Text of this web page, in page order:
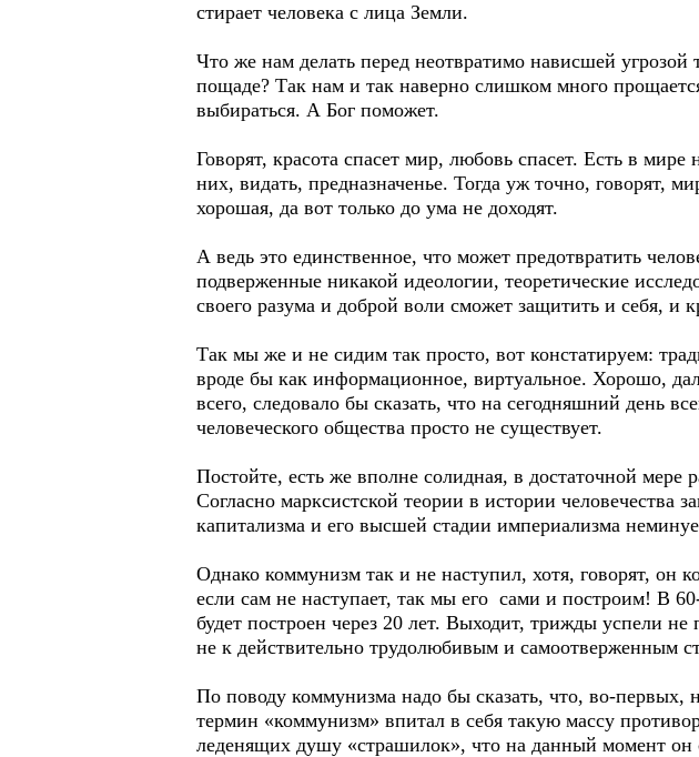
стирает человека с лица Земли.
Что же нам делать перед неотвратимо нависшей
пощаде? Так нам и так наверно слишком много
выбираться. А Бог поможет.
Говорят, красота спасет мир, любовь спасет. Есть в
них, видать, предназначенье. Тогда уж точно, говорят,
хорошая, да вот только до ума не доходят.
А ведь это единственное, что может предотвратить
подверженные никакой идеологии, теоретические
своего разума и доброй воли сможет защитить и себя, и
Так мы же и не сидим так просто, вот констатируем:
вроде бы как информационное, виртуальное. Хорошо,
всего, следовало бы сказать, что на сегодняшний день
человеческого общества просто не существует.
Постойте, есть же вполне солидная, в достаточной мере
Согласно марксистской теории в истории
капитализма и его высшей стадии империализма
Однако коммунизм так и не наступил, хотя, говорят, он
если сам не наступает, так мы его сами и построим! В
будет построен через 20 лет. Выходит, трижды успели
не к действительно трудолюбивым и самоотверженным
По поводу коммунизма надо бы сказать, что, во-первых,
термин «коммунизм» впитал в себя такую массу
леденящих душу «страшилок», что на данный момент он